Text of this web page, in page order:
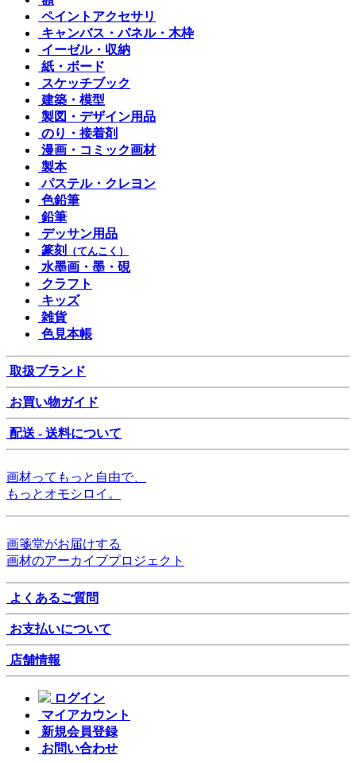
ペイントアクセサリ
キャンバス・パネル・木枠
イーゼル・収納
紙・ボード
スケッチブック
建築・模型
製図・デザイン用品
のり・接着剤
漫画・コミック画材
製本
パステル・クレヨン
色鉛筆
鉛筆
デッサン用品
篆刻
（てんこく）
水墨画・墨・硯
クラフト
キッズ
雑貨
色見本帳
取扱ブランド
お買い物ガイド
配送 - 送料について
画材ってもっと自由で、
もっとオモシロイ。
画箋堂がお届けする
画材のアーカイブプロジェクト
よくあるご質問
お支払いについて
店舗情報
ログイン
マイアカウント
新規会員登録
お問い合わせ